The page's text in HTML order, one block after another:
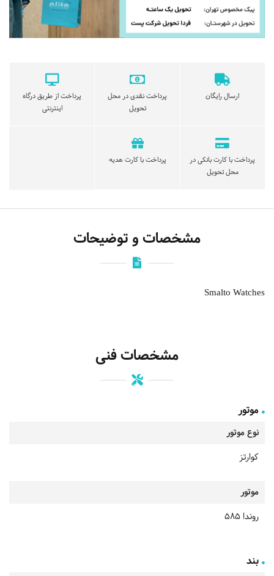
ارسال رایگان
پرداخت نقدی در محل
تحویل
پرداخت از طریق درگاه
اینترنتی
پرداخت با کارت بانکی در
محل تحویل
پرداخت با کارت هدیه
مشخصات و توضیحات
Smalto Watches
مشخصات فنی
موتور
نوع موتور
کوارتز
موتور
روندا 585
بند